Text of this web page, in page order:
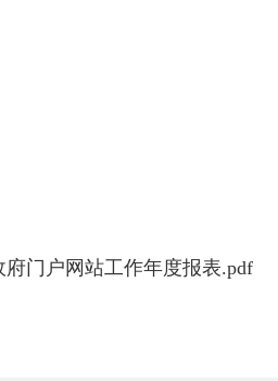
府门户网站工作年度报表.pdf